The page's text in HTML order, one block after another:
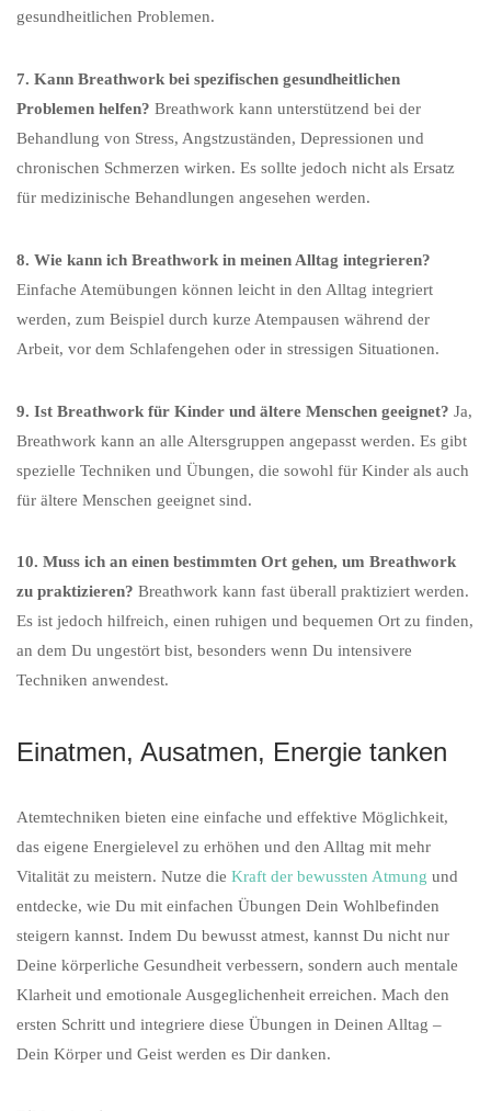
gesundheitlichen Problemen.
7. Kann Breathwork bei spezifischen gesundheitlichen
Problemen helfen? Breathwork kann unterstützend bei der
Behandlung von Stress, Angstzuständen, Depressionen und
chronischen Schmerzen wirken. Es sollte jedoch nicht als Ersatz
für medizinische Behandlungen angesehen werden.
8. Wie kann ich Breathwork in meinen Alltag integrieren?
Einfache Atemübungen können leicht in den Alltag integriert
werden, zum Beispiel durch kurze Atempausen während der
Arbeit, vor dem Schlafengehen oder in stressigen Situationen.
9. Ist Breathwork für Kinder und ältere Menschen geeignet? Ja,
Breathwork kann an alle Altersgruppen angepasst werden. Es gibt
spezielle Techniken und Übungen, die sowohl für Kinder als auch
für ältere Menschen geeignet sind.
10. Muss ich an einen bestimmten Ort gehen, um Breathwork
zu praktizieren? Breathwork kann fast überall praktiziert werden.
Es ist jedoch hilfreich, einen ruhigen und bequemen Ort zu finden,
an dem Du ungestört bist, besonders wenn Du intensivere
Techniken anwendest.
Einatmen, Ausatmen, Energie tanken
Atemtechniken bieten eine einfache und effektive Möglichkeit,
das eigene Energielevel zu erhöhen und den Alltag mit mehr
Vitalität zu meistern. Nutze die Kraft der bewussten Atmung und
entdecke, wie Du mit einfachen Übungen Dein Wohlbefinden
steigern kannst. Indem Du bewusst atmest, kannst Du nicht nur
Deine körperliche Gesundheit verbessern, sondern auch mentale
Klarheit und emotionale Ausgeglichenheit erreichen. Mach den
ersten Schritt und integriere diese Übungen in Deinen Alltag –
Dein Körper und Geist werden es Dir danken.